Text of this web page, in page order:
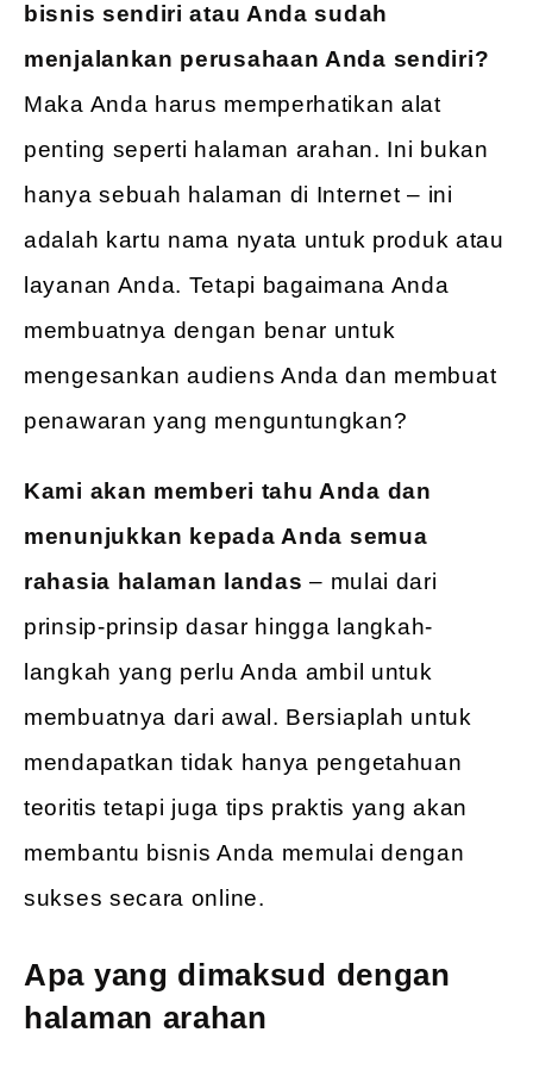
bisnis sendiri atau Anda sudah
menjalankan perusahaan Anda sendiri?
Maka Anda harus memperhatikan alat
penting seperti halaman arahan. Ini bukan
hanya sebuah halaman di Internet – ini
adalah kartu nama nyata untuk produk atau
layanan Anda. Tetapi bagaimana Anda
membuatnya dengan benar untuk
mengesankan audiens Anda dan membuat
penawaran yang menguntungkan?
Kami akan memberi tahu Anda dan
menunjukkan kepada Anda semua
rahasia halaman landas – mulai dari
prinsip-prinsip dasar hingga langkah-
langkah yang perlu Anda ambil untuk
membuatnya dari awal. Bersiaplah untuk
mendapatkan tidak hanya pengetahuan
teoritis tetapi juga tips praktis yang akan
membantu bisnis Anda memulai dengan
sukses secara online.
Apa yang dimaksud dengan
halaman arahan